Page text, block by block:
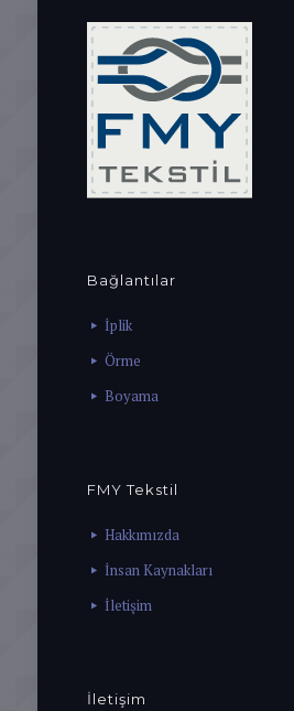
Bağlantılar
İplik
Örme
Boyama
FMY Tekstil
Hakkımızda
İnsan Kaynakları
İletişim
İletişim